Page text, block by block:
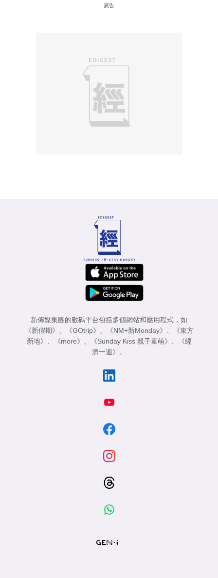
廣告
新傳媒集團的數碼平台包括多個網站和應用程式，如
《新假期》
《GOtrip》 《NM+新Monday》
《東方
新地》
《more》 《Sunday Kiss 親子童萌》
《經
濟一週》
。